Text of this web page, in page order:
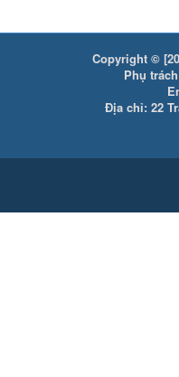
Copyright ©
Phụ
Địa chỉ: 22